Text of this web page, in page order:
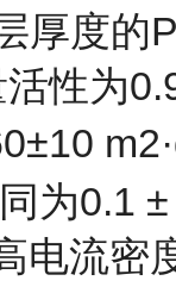
厚度的
性为
为0.1
电流密